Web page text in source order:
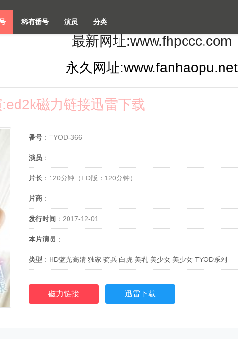
稀有番号 演员 分类
最新网址:www.fhpccc.com
永久网址:www.fanhaopu.net
磁力链接迅雷下载
番号 ：TYOD-366
演员 ：
片长 ：120分钟（HD版：120分钟）
片商 ：
发行时间 ：2017-12-01
本片演员 ：
类型 ： HD蓝光高清 独家 骑兵 白虎 美乳 美少女 美少女 TYOD系列
磁力链接 迅雷下载